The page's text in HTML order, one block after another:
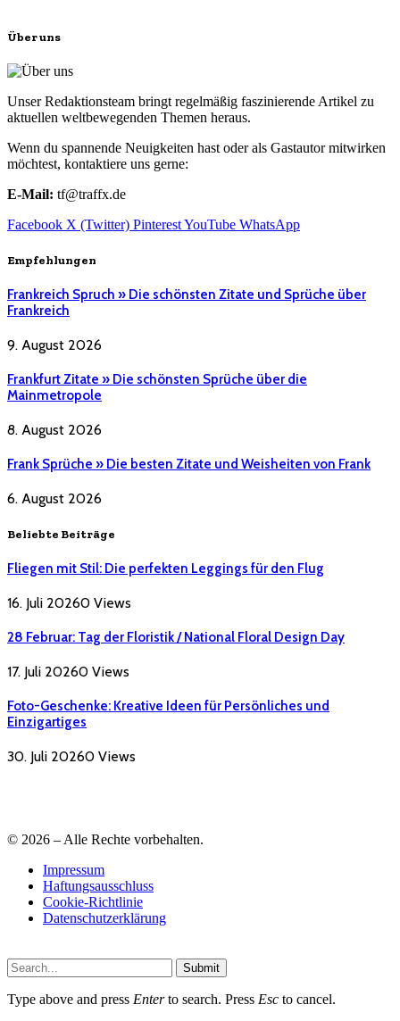
Über uns
Unser Redaktionsteam bringt regelmäßig faszinierende Artikel zu
aktuellen weltbewegenden Themen heraus.
Wenn du spannende Neuigkeiten hast oder als Gastautor mitwirken
möchtest, kontaktiere uns gerne:
E-Mail: tf@traffx.de
Facebook X (Twitter) PinterestYouTube WhatsApp
Empfehlungen
Frankreich Spruch » Die schönsten Zitate und Sprüche über
Frankreich
9. August 2026
Frankfurt Zitate » Die schönsten Sprüche über die
Mainmetropole
8. August 2026
Frank Sprüche » Die besten Zitate und Weisheiten von Frank
6. August 2026
Beliebte Beiträge
Fliegen mit Stil: Die perfekten Leggings für den Flug
16. Juli 20260 Views
28 Februar: Tag der Floristik / National Floral Design Day
17. Juli 20260 Views
Foto-Geschenke: Kreative Ideen für Persönliches und
Einzigartiges
30. Juli 20260 Views
© 2026 – Alle Rechte vorbehalten.
Impressum
Haftungsausschluss
Cookie-Richtlinie
Datenschutzerklärung
Submit
Type above and press Enterto search. Press Esc to cancel.